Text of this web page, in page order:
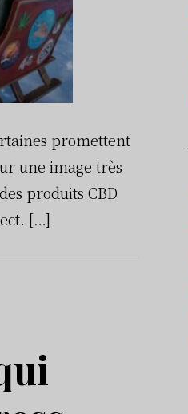
promettent
une image très
produits CBD
[…]